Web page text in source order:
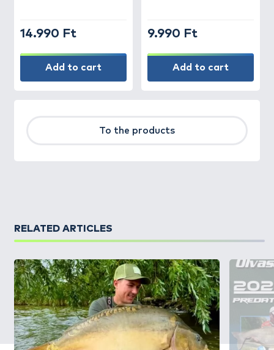
14.990 Ft
Add to cart
9.990 Ft
Add to cart
To the products
RELATED ARTICLES